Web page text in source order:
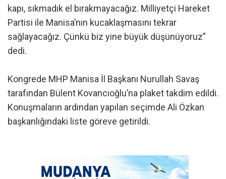
kapı, sıkmadık el bırakmayacağız. Milliyetçi Hareket
Partisi ile Manisa’nın kucaklaşmasını tekrar
sağlayacağız. Çünkü biz yine büyük düşünüyoruz”
dedi.
Kongrede MHP Manisa İl Başkanı Nurullah Savaş
tarafından Bülent Kovancıoğlu’na plaket takdim edildi.
Konuşmaların ardından yapılan seçimde Ali Özkan
başkanlığındaki liste göreve getirildi.